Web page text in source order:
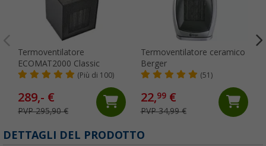
Termoventilatore
ECOMAT2000 Classic
(Più di 100)
289,- €
PVP 295,90 €
Termoventilatore ceramico
Berger
(51)
22,99€
PVP 34,99 €
DETTAGLI DEL PRODOTTO